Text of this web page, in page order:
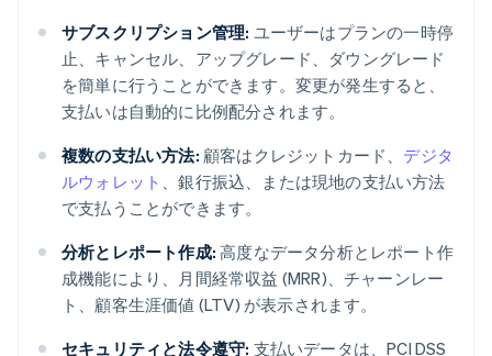
サブスクリプション管理: ユーザーはプランの一時停
止、キャンセル、アップグレード、ダウングレード
を簡単に行うことができます。変更が発生すると、
支払いは自動的に比例配分されます。
複数の支払い方法: 顧客はクレジットカード、 デジタ
ルウォレット 、銀行振込、または現地の支払い方法
で支払うことができます。
分析とレポート作成: 高度なデータ分析とレポート作
成機能により、月間経常収益 (MRR)、チャーンレー
ト、顧客生涯価値 (LTV) が表示されます。
セキュリティと法令遵守: 支払いデータは、PCI DSS